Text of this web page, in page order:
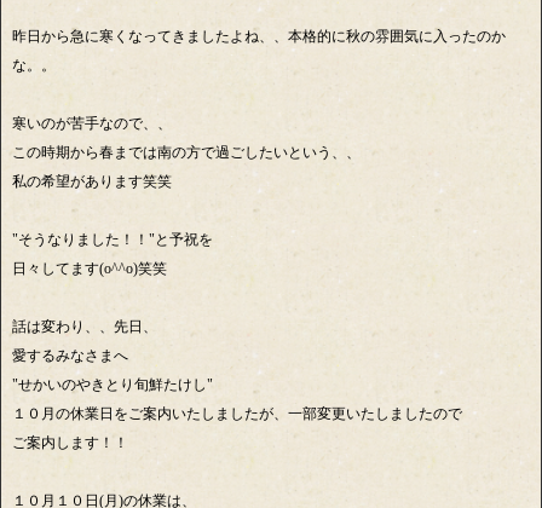
昨日から急に寒くなってきましたよね、、本格的に秋の雰囲気に入ったのか
な。。
寒いのが苦手なので、、
この時期から春までは南の方で過ごしたいという、、
私の希望があります笑笑
"そうなりました！！"と予祝を
日々してます(o^^o)笑笑
話は変わり、、先日、
愛するみなさまへ
"せかいのやきとり旬鮮たけし"
１０月の休業日をご案内いたしましたが、一部変更いたしましたので
ご案内します！！
１０月１０日(月)の休業は、